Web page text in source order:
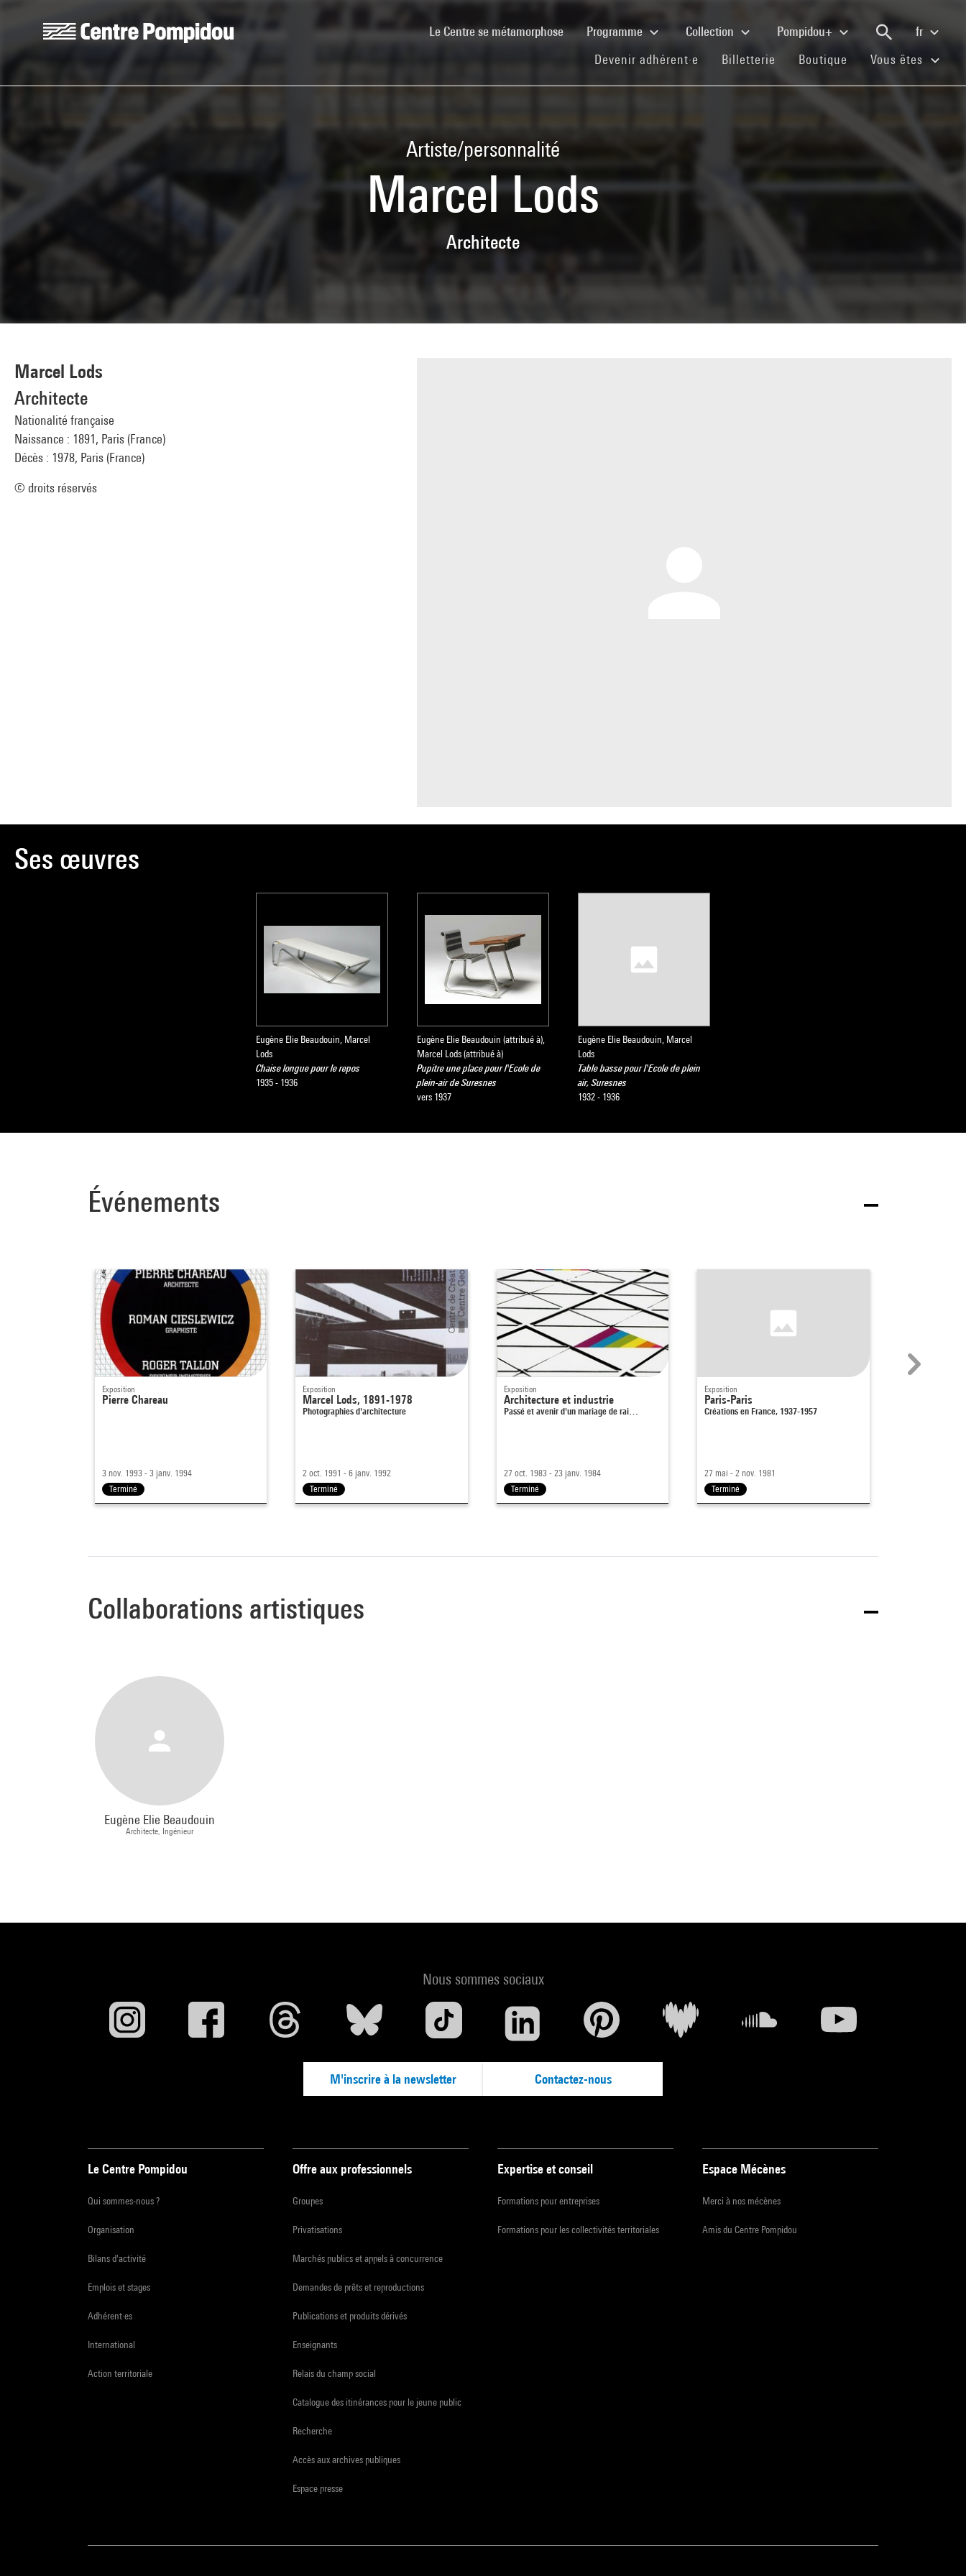
Le Centre se métamorphose(current)Programme Collection Pompidou+
fr
Devenir adhérent·e (current)
Billetterie (current)
Boutique (current)
Vous êtes
Artiste/personnalité
Marcel Lods
Architecte
Marcel Lods
Architecte
Nationalité française
Naissance : 1891, Paris (France)
Décès : 1978, Paris (France)
© droits réservés
Ses œuvres
Eugène Elie Beaudouin, Marcel
Lods
Chaise longue pour le repos
1935 - 1936
Eugène Elie Beaudouin (attribué à),
Marcel Lods (attribué à)
Pupitre une place pour l'Ecole de
plein-air de Suresnes
vers 1937
Eugène Elie Beaudouin, Marcel
Lods
Table basse pour l'Ecole de plein
air, Suresnes
1932 - 1936
Événements
Exposition
Pierre Chareau
3 nov. 1993 - 3 janv. 1994
Terminé
Exposition
Marcel Lods, 1891-1978
Photographies d'architecture
2 oct. 1991 - 6 janv. 1992
Terminé
Exposition
Architecture et industrie
Passé et avenir d'un mariage de rai…
27 oct. 1983 - 23 janv. 1984
Terminé
Exposition
Paris-Paris
Créations en France, 1937-1957
27 mai - 2 nov. 1981
Terminé
Collaborations artistiques
Eugène Elie Beaudouin
Architecte, Ingénieur
Nous sommes sociaux
M'inscrire à la newsletter Contactez-nous
Le Centre Pompidou
Qui sommes-nous ?
Organisation
Bilans d'activité
Emplois et stages
Adhérent·es
International
Action territoriale
Offre aux professionnels
Groupes
Privatisations
Marchés publics et appels à concurrence
Demandes de prêts et reproductions
Publications et produits dérivés
Enseignants
Relais du champ social
Catalogue des itinérances pour le jeune public
Recherche
Accès aux archives publiques
Espace presse
Expertise et conseil
Formations pour entreprises
Formations pour les collectivités territoriales
Espace Mécènes
Merci à nos mécènes
Amis du Centre Pompidou